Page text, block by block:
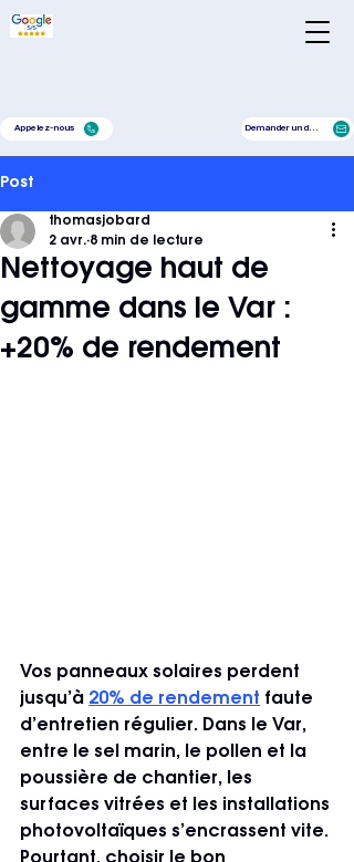
Demander un devis
Appelez-nous
Post
Nettoyage haut de
gamme dans le Var :
+20% de rendement
thomasjobard
2 avr. 8 min de lecture
Vos panneaux solaires perdent
jusqu’à 20% de rendement faute
d’entretien régulier. Dans le Var,
entre le sel marin, le pollen et la
poussière de chantier, les
surfaces vitrées et les installations
photovoltaïques s’encrassent vite.